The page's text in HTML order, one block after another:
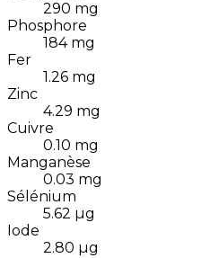
290 mg
Phosphore
184 mg
Fer
1.26 mg
Zinc
4.29 mg
Cuivre
0.10 mg
Manganèse
0.03 mg
Sélénium
5.62 µg
Iode
2.80 µg